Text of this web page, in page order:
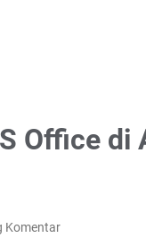
Office di
Komentar